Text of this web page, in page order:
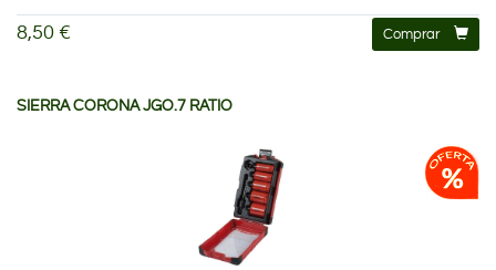
8,50 € Comprar
SIERRA CORONA JGO.7 RATIO